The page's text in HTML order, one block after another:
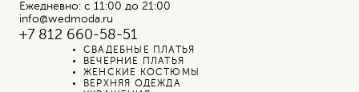
Ежедневно: с 11:00 до 21:00
info@wedmoda.ru
+7 812 660-58-51
СВАДЕБНЫЕ ПЛАТЬЯ
ВЕЧЕРНИЕ ПЛАТЬЯ
ЖЕНСКИЕ КОСТЮМЫ
ВЕРХНЯЯ ОДЕЖДА